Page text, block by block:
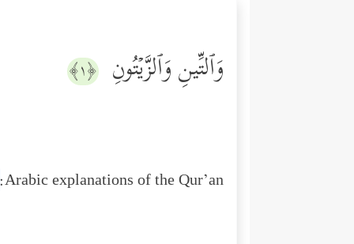
وَٱلتِّینِ وَٱلزَّیۡتُونِ ﴿١﴾
Arabic explanations of the Qur’an: